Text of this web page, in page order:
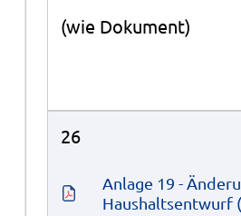
(wie Dokument)
26
Anlage 19 -
Haushaltsentwurf